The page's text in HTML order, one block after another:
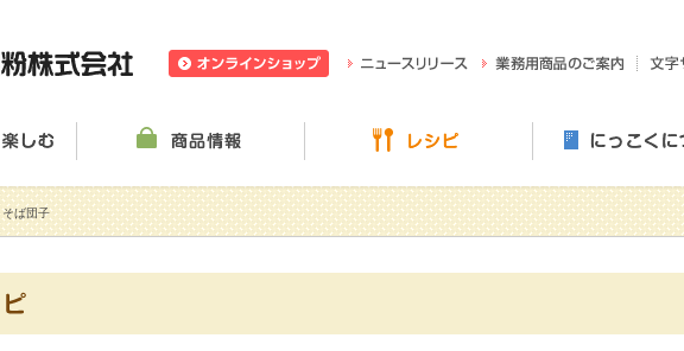
ニュースリリース
業務用
知る・学ぶ・楽しむ レシピ
そば団子